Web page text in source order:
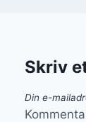
Skriv
Din e-